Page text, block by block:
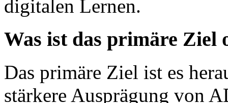
digitalen Lernen.
Was ist das primäre Ziel
Das primäre Ziel ist es
stärkere Ausprägung von